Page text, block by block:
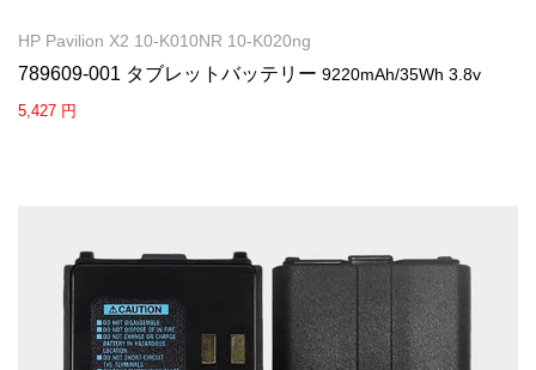
HP Pavilion X2 10-K010NR 10-K020ng
789609-001 タブレットバッテリー 9220mAh/35Wh 3.8v
5,427 円